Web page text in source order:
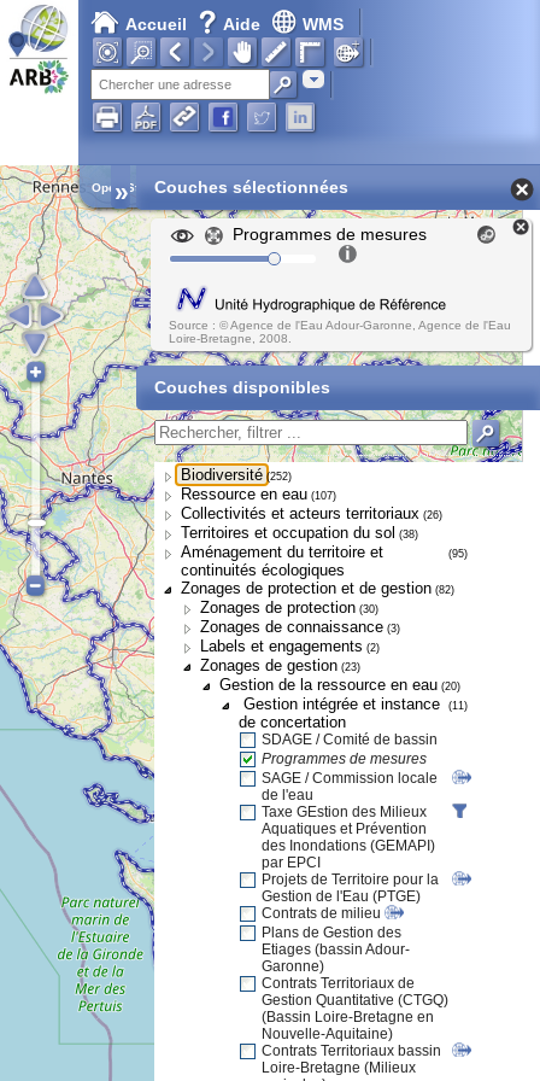
Accueil Aide WMS
Adresse
Chargement en cours...
Open Street Map
» Couches sélectionnées
Programmes de mesures
Source : © Agence de l'Eau Adour-Garonne, Agence de l'Eau
Loire-Bretagne, 2008.
Couches disponibles
Biodiversité (252)
Ressource en eau (107)
Collectivités et acteurs territoriaux (26)
Territoires et occupation du sol (38)
Aménagement du territoire et
continuités écologiques
(95)
Zonages de protection et de gestion (82)
Zonages de protection (30)
Zonages de connaissance (3)
Labels et engagements (2)
Zonages de gestion (23)
Gestion de la ressource en eau (20)
Gestion intégrée et instance
de concertation
(11)
SDAGE / Comité de bassin
Programmes de mesures
SAGE / Commission locale
de l'eau
Taxe GEstion des Milieux
Aquatiques et Prévention
des Inondations (GEMAPI)
par EPCI
Projets de Territoire pour la
Gestion de l'Eau (PTGE)
Contrats de milieu
Plans de Gestion des
Etiages (bassin Adour-
Garonne)
Contrats Territoriaux de
Gestion Quantitative (CTGQ)
(Bassin Loire-Bretagne en
Nouvelle-Aquitaine)
Contrats Territoriaux bassin
Loire-Bretagne (Milieux